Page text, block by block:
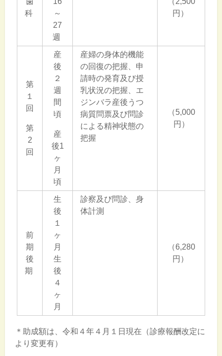
科
～
27
週
円）
第
１
回
第
2
回
産
後
２
週
間
頃
産
後1
ヶ
月
頃
産婦の身体的機能
の回復の把握、申
請時の発育及び授
乳状況の把握、エ
ジンバラ産後うつ
病質問票及び問診
による精神状態の
把握
（5,000
円）
前
期
後
期
生
後
１
ヶ
月
生
後
４
ヶ
月
診察及び問診、身
体計測
（6,280
円）
＊助成額は、令和４年４月１日現在（診療報酬改定に
より変更有）